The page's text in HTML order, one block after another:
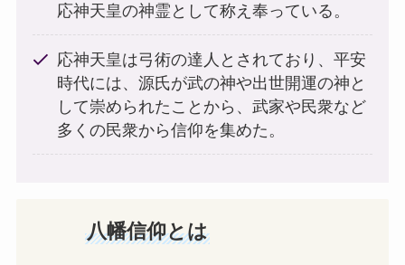
応神天皇の神霊として称え奉っている。
応神天皇は弓術の達人とされており、平安
時代には、源氏が武の神や出世開運の神と
して崇められたことから、武家や民衆など
多くの民衆から信仰を集めた。
八幡信仰とは